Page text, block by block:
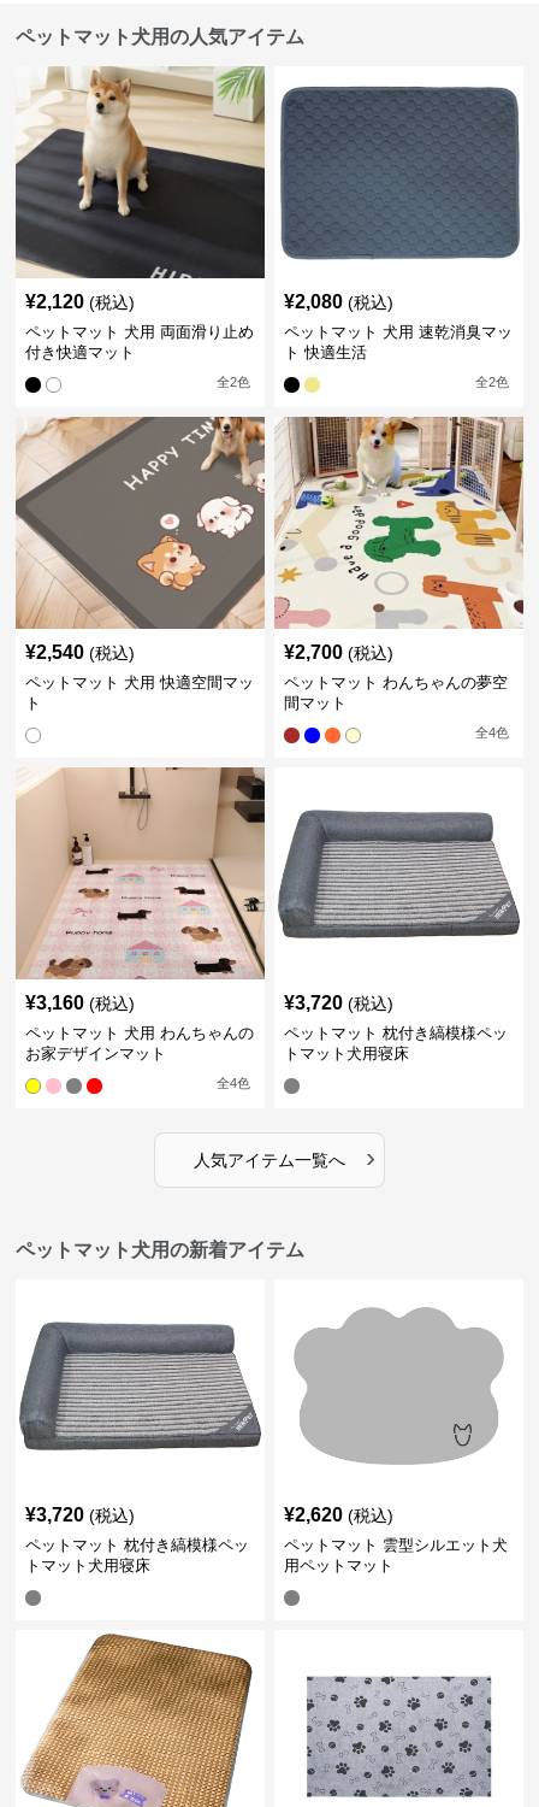
ペットマット犬用の人気アイテム
¥2,120 (税込)
ペットマット 犬用 両面滑り止め
付き快適マット
全2色
¥2,080 (税込)
ペットマット 犬用 速乾消臭マッ
ト 快適生活
全2色
¥2,540 (税込)
ペットマット 犬用 快適空間マッ
ト
¥2,700 (税込)
ペットマット わんちゃんの夢空
間マット
全4色
¥3,160 (税込)
ペットマット 犬用 わんちゃんの
お家デザインマット
全4色
¥3,720 (税込)
ペットマット 枕付き縞模様ペッ
トマット犬用寝床
人気アイテム一覧へ ›
ペットマット犬用の新着アイテム
¥3,720 (税込)
ペットマット 枕付き縞模様ペッ
トマット犬用寝床
¥2,620 (税込)
ペットマット 雲型シルエット犬
用ペットマット